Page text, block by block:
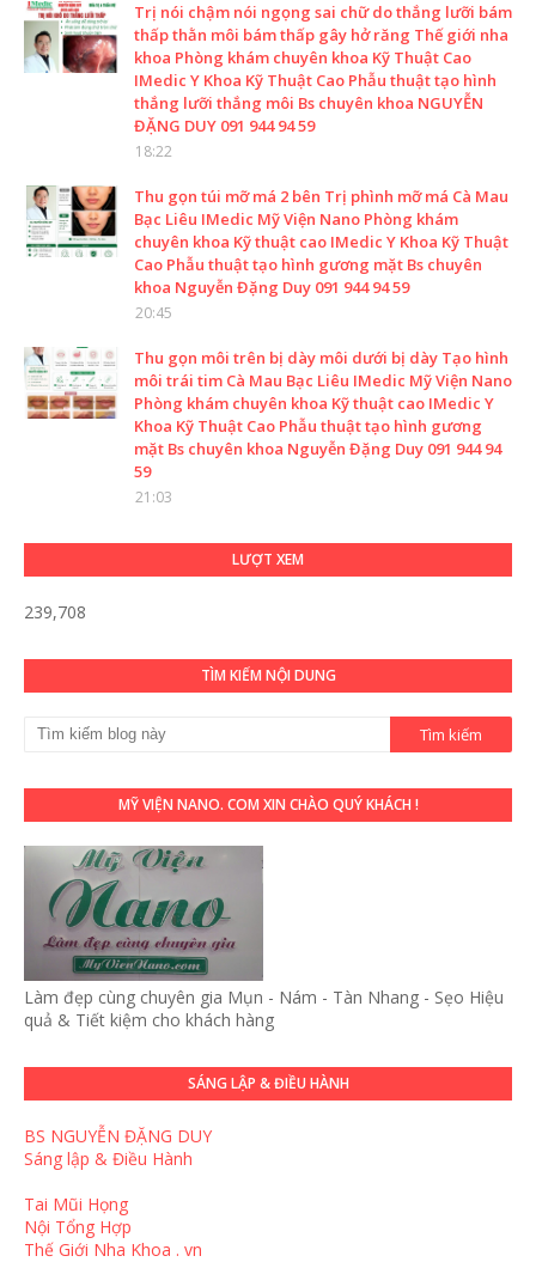
Trị nói chậm nói ngọng sai chữ do thắng lưỡi bám
thấp thằn môi bám thấp gây hở răng Thế giới nha
khoa Phòng khám chuyên khoa Kỹ Thuật Cao
IMedic Y Khoa Kỹ Thuật Cao Phẫu thuật tạo hình
thắng lưỡi thắng môi Bs chuyên khoa NGUYỄN
ĐẶNG DUY 091 944 94 59
18:22
Thu gọn túi mỡ má 2 bên Trị phình mỡ má Cà Mau
Bạc Liêu IMedic Mỹ Viện Nano Phòng khám
chuyên khoa Kỹ thuật cao IMedic Y Khoa Kỹ Thuật
Cao Phẫu thuật tạo hình gương mặt Bs chuyên
khoa Nguyễn Đặng Duy 091 944 94 59
20:45
Thu gọn môi trên bị dày môi dưới bị dày Tạo hình
môi trái tim Cà Mau Bạc Liêu IMedic Mỹ Viện Nano
Phòng khám chuyên khoa Kỹ thuật cao IMedic Y
Khoa Kỹ Thuật Cao Phẫu thuật tạo hình gương
mặt Bs chuyên khoa Nguyễn Đặng Duy 091 944 94
59
21:03
LƯỢT XEM
239,708
TÌM KIẾM NỘI DUNG
MỸ VIỆN NANO. COM XIN CHÀO QUÝ KHÁCH !
Làm đẹp cùng chuyên gia Mụn - Nám - Tàn Nhang - Sẹo Hiệu
quả & Tiết kiệm cho khách hàng
SÁNG LẬP & ĐIỀU HÀNH
BS NGUYỄN ĐẶNG DUY
Sáng lập & Điều Hành
Tai Mũi Họng
Nội Tổng Hợp
Thế Giới Nha Khoa . vn